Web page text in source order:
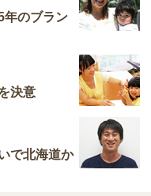
年のブラン
決意
で北海道か